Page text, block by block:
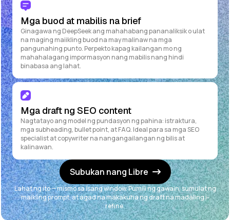
Mga buod at mabilis na brief
Ginagawa ng DeepSeek ang mahahabang pananaliksik o ulat
na maging maiikling buod na may malinaw na mga
pangunahing punto. Perpekto kapag kailangan mo ng
mahahalagang impormasyon nang mabilis nang hindi
binabasa ang lahat.
Mga draft ng SEO content
Nagtatayo ang model ng pundasyon ng pahina: istraktura,
mga subheading, bullet point, at FAQ. Ideal para sa mga SEO
specialist at copywriter na nangangailangan ng bilis at
kalinawan.
Subukan nang Libre
Lahat ng ito — mismo sa isang window. Pumili ng gawain, sumulat ng
maikling prompt, at agad na makakuha ng draft na madaling i-
refine.